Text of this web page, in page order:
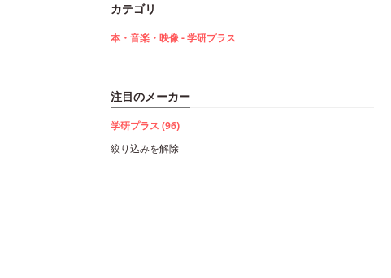
カテゴリ
本・音楽・映像 - 学研プラス
注目のメーカー
学研プラス (96)
絞り込みを解除